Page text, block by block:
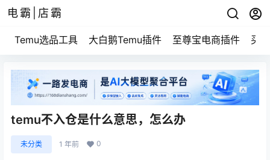
电霸|店霸
Temu选品工具 大白鹅Temu插件 至尊宝电商插件 买
temu不入仓是什么意思，怎么办
未分类 1 年前 0